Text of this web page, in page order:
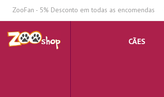
ZooFan - 5% Desconto em todas as encomendas
CÃES